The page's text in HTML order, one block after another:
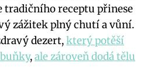
tradičního receptu přinese
zážitek plný chutí a vůní.
dezert,který potěší
,ale zároveň dodá tělu